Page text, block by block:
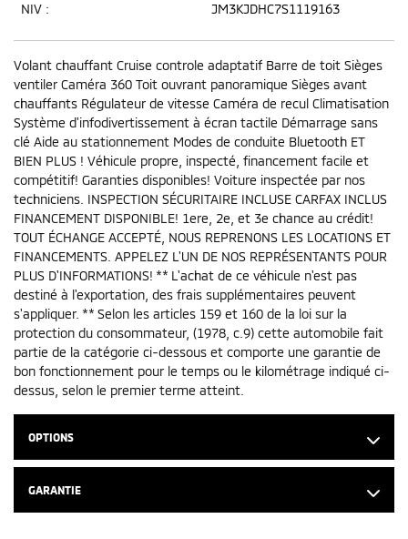
NIV : JM3KJDHC7S1119163
Volant chauffant Cruise controle adaptatif Barre de toit Sièges
ventiler Caméra 360 Toit ouvrant panoramique Sièges avant
chauffants Régulateur de vitesse Caméra de recul Climatisation
Système d'infodivertissement à écran tactile Démarrage sans
clé Aide au stationnement Modes de conduite Bluetooth ET
BIEN PLUS ! Véhicule propre, inspecté, financement facile et
compétitif! Garanties disponibles! Voiture inspectée par nos
techniciens. INSPECTION SÉCURITAIRE INCLUSE CARFAX INCLUS
FINANCEMENT DISPONIBLE! 1ere, 2e, et 3e chance au crédit!
TOUT ÉCHANGE ACCEPTÉ, NOUS REPRENONS LES LOCATIONS ET
FINANCEMENTS. APPELEZ L'UN DE NOS REPRÉSENTANTS POUR
PLUS D'INFORMATIONS! ** L'achat de ce véhicule n'est pas
destiné à l'exportation, des frais supplémentaires peuvent
s'appliquer. ** Selon les articles 159 et 160 de la loi sur la
protection du consommateur, (1978, c.9) cette automobile fait
partie de la catégorie ci-dessous et comporte une garantie de
bon fonctionnement pour le temps ou le kilométrage indiqué ci-
dessus, selon le premier terme atteint.
OPTIONS
GARANTIE